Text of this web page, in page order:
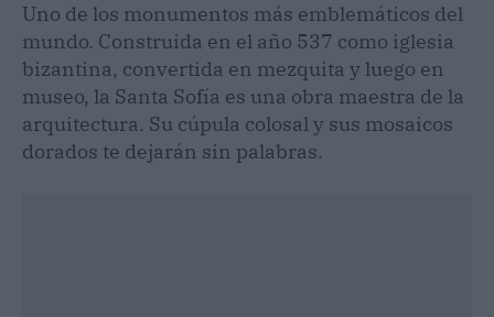
Uno de los monumentos más emblemáticos del
mundo. Construida en el año 537 como iglesia
bizantina, convertida en mezquita y luego en
museo, la Santa Sofía es una obra maestra de la
arquitectura. Su cúpula colosal y sus mosaicos
dorados te dejarán sin palabras.